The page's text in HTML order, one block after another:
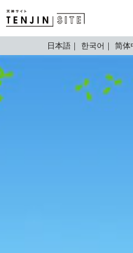
TENJIN SITE
日本語 한국어 简体